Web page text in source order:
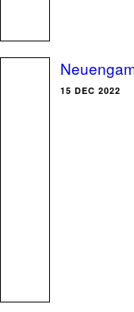
15 DEC 2022